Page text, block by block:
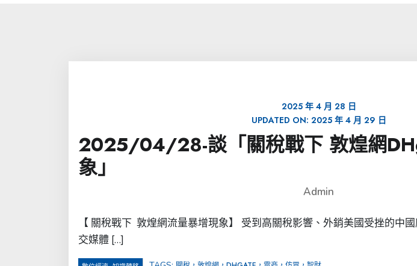
2025 年 4 月 28 日
UPDATED ON: 2025 年 4 月 29 日
2025/04/28-談「關稅戰下 敦煌網
象」
Admin
【 關稅戰下 敦煌網流量暴增現象】 受到高關稅影響、外銷美國受挫的中
交媒體 […]